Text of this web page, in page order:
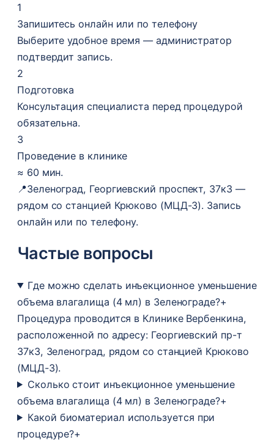
1
Запишитесь онлайн или по телефону
Выберите удобное время — администратор
подтвердит запись.
2
Подготовка
Консультация специалиста перед процедурой
обязательна.
3
Проведение в клинике
≈ 60 мин.
📍Зеленоград, Георгиевский проспект, 37к3 —
рядом со станцией Крюково (МЦД-3). Запись
онлайн или по телефону.
Частые вопросы
Где можно сделать инъекционное уменьшение
объема влагалища (4 мл) в Зеленограде?+
Процедура проводится в Клинике Вербенкина,
расположенной по адресу: Георгиевский пр-т
37к3, Зеленоград, рядом со станцией Крюково
(МЦД-3).
Сколько стоит инъекционное уменьшение
объема влагалища (4 мл) в Зеленограде?+
Какой биоматериал используется при
процедуре?+